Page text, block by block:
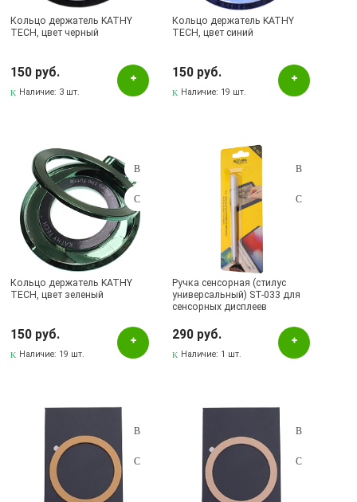
Кольцо держатель KATHY
TECH, цвет черный
150 руб.
Наличие: 3 шт.
Кольцо держатель KATHY
TECH, цвет синий
150 руб.
Наличие: 19 шт.
Кольцо держатель KATHY
TECH, цвет зеленый
150 руб.
Наличие: 19 шт.
Ручка сенсорная (стилус
универсальный) ST-033 для
сенсорных дисплеев
планшетов для рисования,
цвет белый
290 руб.
Наличие: 1 шт.